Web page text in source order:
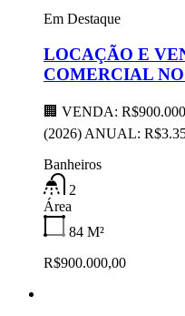
Em Destaque
LOCAÇÃO E
COMERCIAL
🏢 VENDA:
(2026) ANUAL:
Banheiros
2
Área
84 M²
R$900.000,00